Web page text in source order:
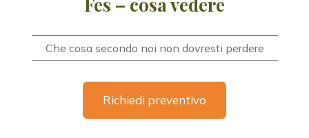
Che cosa secondo noi non dovresti perdere
Richiedi preventivo